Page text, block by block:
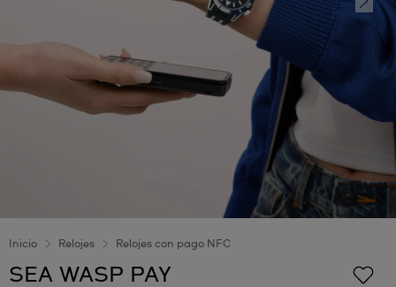
Inicio Relojes Relojes con pago NFC
SEA WASP PAY